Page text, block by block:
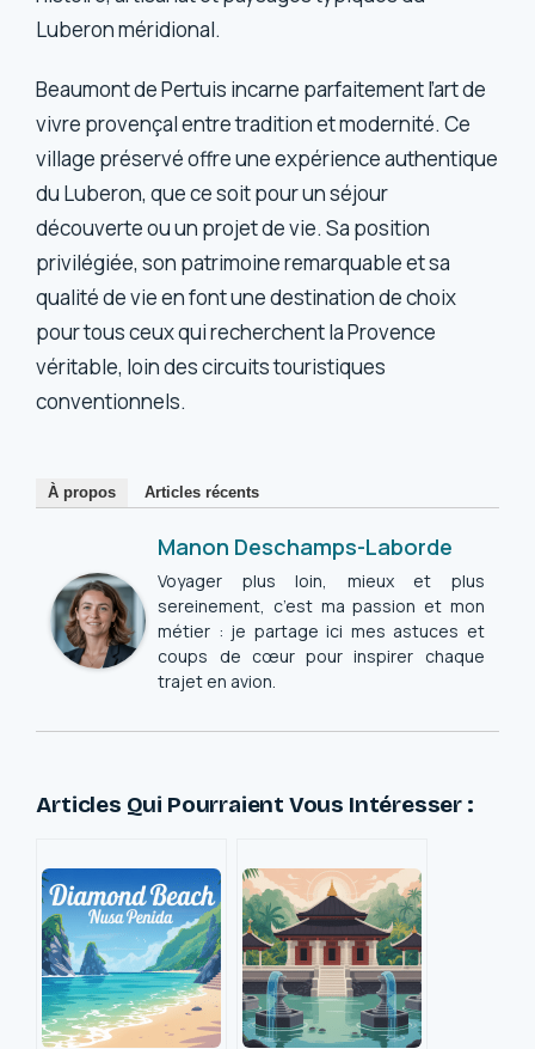
Luberon méridional.
Beaumont de Pertuis incarne parfaitement l’art de
vivre provençal entre tradition et modernité. Ce
village préservé offre une expérience authentique
du Luberon, que ce soit pour un séjour
découverte ou un projet de vie. Sa position
privilégiée, son patrimoine remarquable et sa
qualité de vie en font une destination de choix
pour tous ceux qui recherchent la Provence
véritable, loin des circuits touristiques
conventionnels.
À propos Articles récents
Manon Deschamps-Laborde
Voyager plus loin, mieux et plus
sereinement, c’est ma passion et mon
métier : je partage ici mes astuces et
coups de cœur pour inspirer chaque
trajet en avion.
Articles Qui Pourraient Vous Intéresser :